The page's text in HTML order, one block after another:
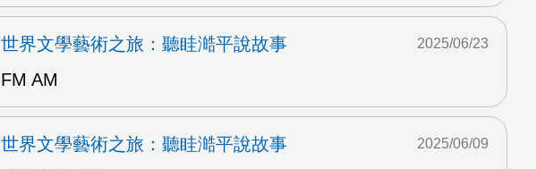
世界文學藝術之旅：聽眭澔平說故事
FM AM
2025/06/23
世界文學藝術之旅：聽眭澔平說故事
2025/06/09